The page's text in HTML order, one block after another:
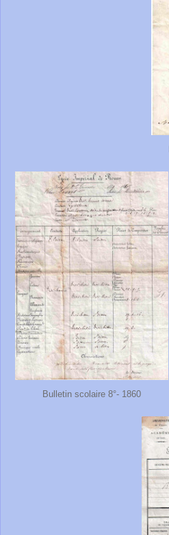
Bulletin scolaire 8°- 1860